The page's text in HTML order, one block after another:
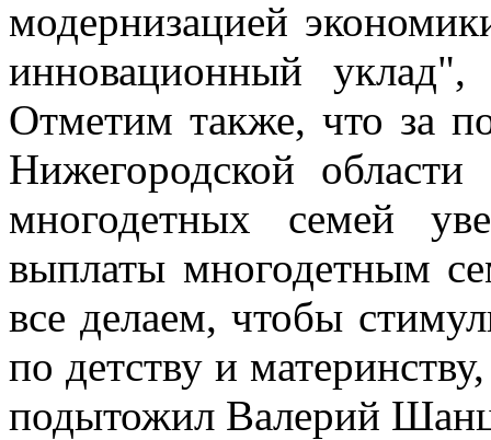
модернизацией
инновационный
Отметим также, что за
Нижегородской
многодетных семей
выплаты многодетным
все делаем, чтобы
по детству и
подытожил Валерий